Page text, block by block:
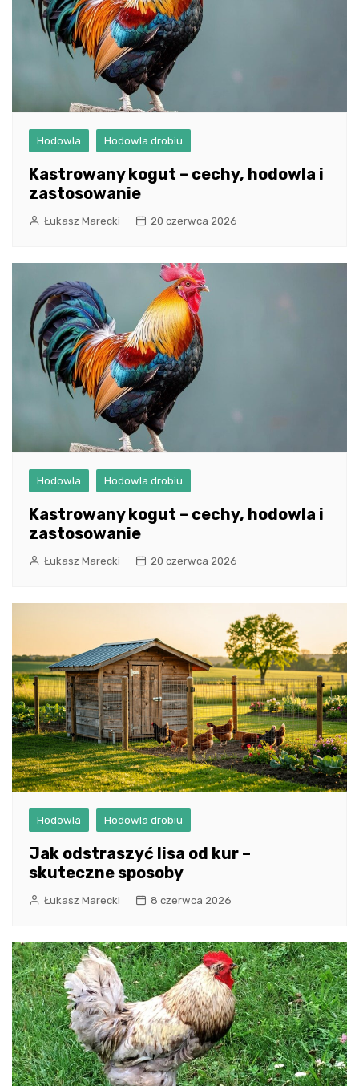
Hodowla Hodowla drobiu
Kastrowany kogut – cechy, hodowla i
zastosowanie
Łukasz Marecki 20 czerwca 2026
Hodowla Hodowla drobiu
Kastrowany kogut – cechy, hodowla i
zastosowanie
Łukasz Marecki 20 czerwca 2026
Hodowla Hodowla drobiu
Jak odstraszyć lisa od kur –
skuteczne sposoby
Łukasz Marecki 8 czerwca 2026